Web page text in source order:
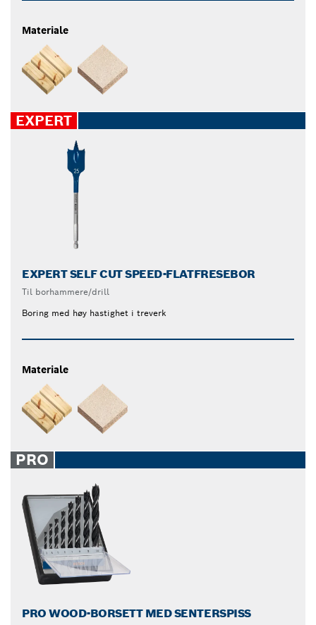
Materiale
EXPERT
EXPERT SELF CUT SPEED-FLATFRESEBOR
Til borhammere/drill
Boring med høy hastighet i treverk
Materiale
PRO
PRO WOOD-BORSETT MED SENTERSPISS